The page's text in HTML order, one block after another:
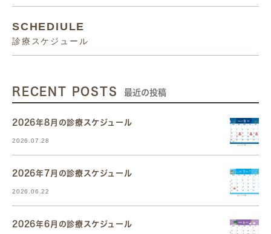
SCHEDIULE
診療スケジュール
RECENT POSTS 最近の投稿
2026年8月の診療スケジュール
2026.07.28
2026年7月の診療スケジュール
2026.06.22
2026年6月の診療スケジュール